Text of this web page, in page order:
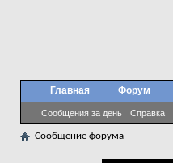
Главная Форум
Сообщения за день Справка
Сообщение форума